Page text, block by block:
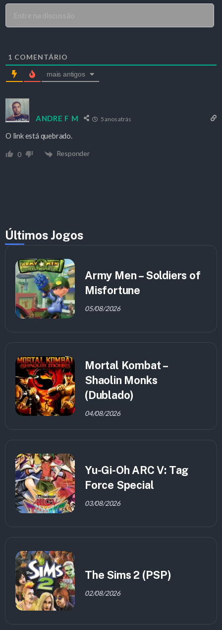
1 COMENTÁRIO
mais antigos
ANDRE F M 5 anos atrás
O link está quebrado.
0 Responder
Últimos Jogos
Army Men – Soldiers of
Misfortune
05/08/2026
Mortal Kombat –
Shaolin Monks
(Dublado)
04/08/2026
Yu-Gi-Oh ARC V: Tag
Force Special
03/08/2026
The Sims 2 (PSP)
02/08/2026